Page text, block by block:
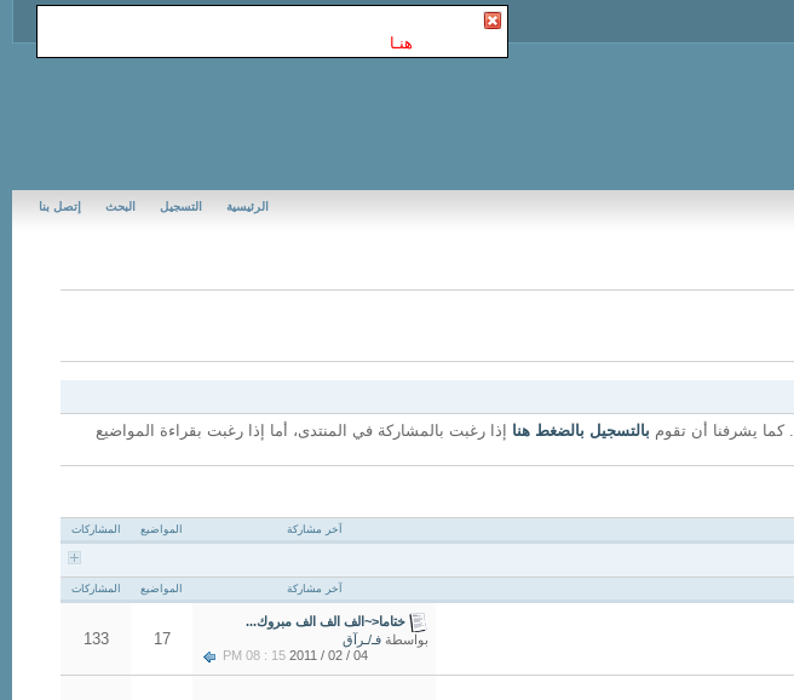
هنـا
إتصل بنا البحث التسجيل الرئيسية
. كما يشرفنا أن تقوم بالتسجيل بالضغط هنا إذا رغبت بالمشاركة في المنتدى، أما إذا رغبت بقراءة المواضيع
آخر مشاركة المواضيع المشاركات
آخر مشاركة المواضيع المشاركات
ختاما<~الف الف الف مبروك...
بواسطة فـ/ـرآق
04 / 02 / 2011
15 : 08 PM
17
133